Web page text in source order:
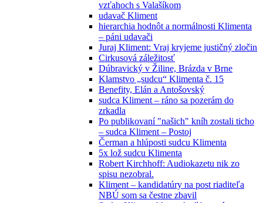
vzťahoch s Valašíkom
udavač Kliment
hierarchia hodnôt a normálnosti Klimenta
– páni udavači
Juraj Kliment: Vraj kryjeme justičný zločin
Cirkusová záležitosť
Dúbravický v Žiline, Brázda v Brne
Klamstvo „sudcu“ Klimenta č. 15
Benefity, Elán a Antošovský
sudca Kliment – ráno sa pozerám do
zrkadla
Po publikovaní "našich" kníh zostali ticho
– sudca Kliment – Postoj
Čerman a hlúposti sudcu Klimenta
5x lož sudcu Klimenta
Robert Kirchhoff: Audiokazetu nik zo
spisu nezobral.
Kliment – kandidatúry na post riaditeľa
NBÚ som sa čestne zbavil